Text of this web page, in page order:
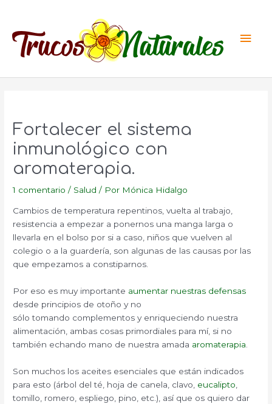
contenido
Fortalecer el sistema
inmunológico con
aromaterapia.
1 comentario / Salud / Por Mónica Hidalgo
Cambios de temperatura repentinos, vuelta al trabajo,
resistencia a empezar a ponernos una manga larga o
llevarla en el bolso por si a caso, niños que vuelven al
colegio o a la guardería, son algunas de las causas por las
que empezamos a constiparnos.
Por eso es muy importante aumentar nuestras defensas
desde principios de otoño y no
sólo tomando complementos y enriqueciendo nuestra
alimentación, ambas cosas primordiales para mí, si no
también echando mano de nuestra amada aromaterapia.
Son muchos los aceites esenciales que están indicados
para esto (árbol del té, hoja de canela, clavo, eucalipto
tomillo, romero, espliego, pino, etc.), así que os quiero dar